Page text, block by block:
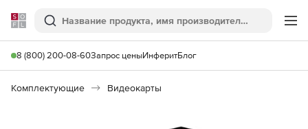
Softline
Поиск
8 (800) 200-08-60Запрос ценыИнферитБлог
Комплектующие Видеокарты